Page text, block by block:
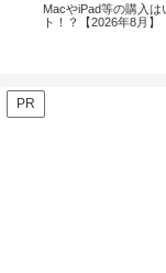
MacやiPad等の購入は
ト！？【2026年8月】
PR